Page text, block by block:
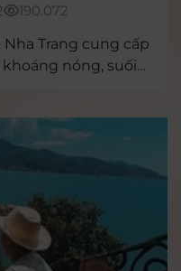
190.072
Trang cung cấp
nóng, suối